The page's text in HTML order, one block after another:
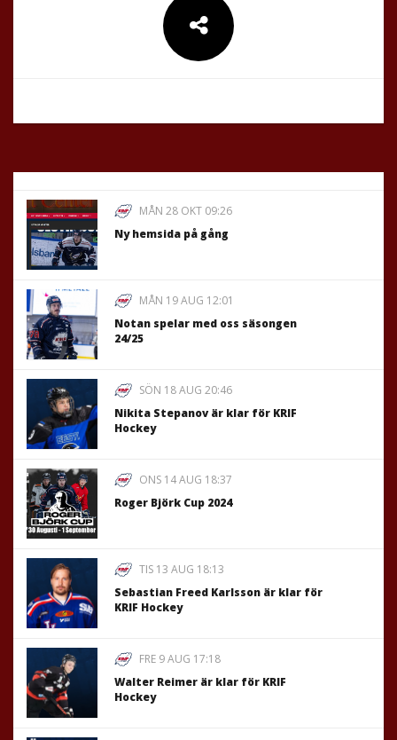
MÅN 28 OKT 09:26
Ny hemsida på gång
MÅN 19 AUG 12:01
Notan spelar med oss säsongen
24/25
SÖN 18 AUG 20:46
Nikita Stepanov är klar för KRIF
Hockey
ONS 14 AUG 18:37
Roger Björk Cup 2024
TIS 13 AUG 18:13
Sebastian Freed Karlsson är klar för
KRIF Hockey
FRE 9 AUG 17:18
Walter Reimer är klar för KRIF
Hockey